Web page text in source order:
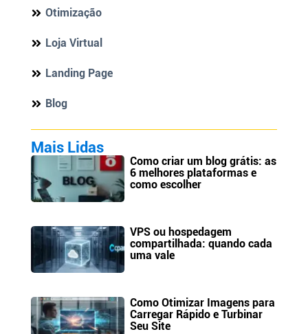
Otimização
Loja Virtual
Landing Page
Blog
Mais Lidas
Como criar um blog grátis: as
6 melhores plataformas e
como escolher
VPS ou hospedagem
compartilhada: quando cada
uma vale
Como Otimizar Imagens para
Carregar Rápido e Turbinar
Seu Site